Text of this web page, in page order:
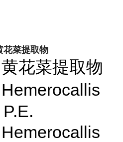
花菜提取物
黄花菜提取物
Hemerocallis
Hemerocallis